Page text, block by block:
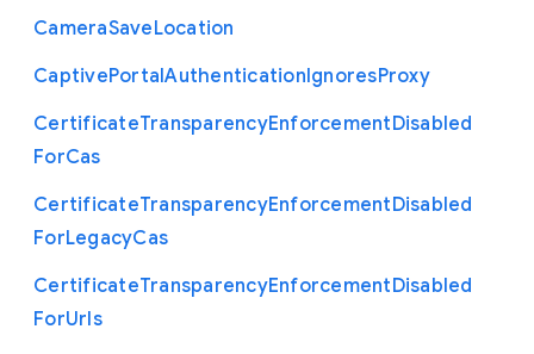
CameraSaveLocation
CaptivePortalAuthenticationIgnoresProxy
CertificateTransparencyEnforcementDisabled
ForCas
CertificateTransparencyEnforcementDisabled
ForLegacyCas
CertificateTransparencyEnforcementDisabled
ForUrls